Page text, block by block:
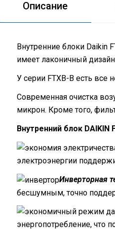
Описание
Внутренние блоки Daikin
имеет лаконичный
У серии FTXB-B есть
Современная очистка
микрон. Кроме того,
Внутренний блок
электроэнергии
Инверторная
бесшумным, точно
энергопотребление, что